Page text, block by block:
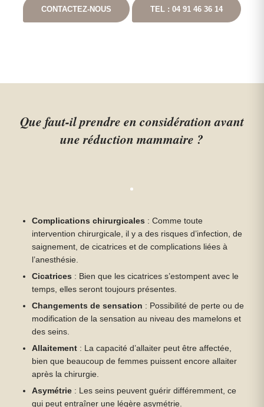
CONTACTEZ-NOUS TEL : 04 91 46 36 14
Que faut-il prendre en considération avant
une réduction mammaire ?
Complications chirurgicales : Comme toute
intervention chirurgicale, il y a des risques d’infection, de
saignement, de cicatrices et de complications liées à
l’anesthésie.
Cicatrices : Bien que les cicatrices s’estompent avec le
temps, elles seront toujours présentes.
Changements de sensation : Possibilité de perte ou de
modification de la sensation au niveau des mamelons et
des seins.
Allaitement : La capacité d’allaiter peut être affectée,
bien que beaucoup de femmes puissent encore allaiter
après la chirurgie.
Asymétrie : Les seins peuvent guérir différemment, ce
qui peut entraîner une légère asymétrie.